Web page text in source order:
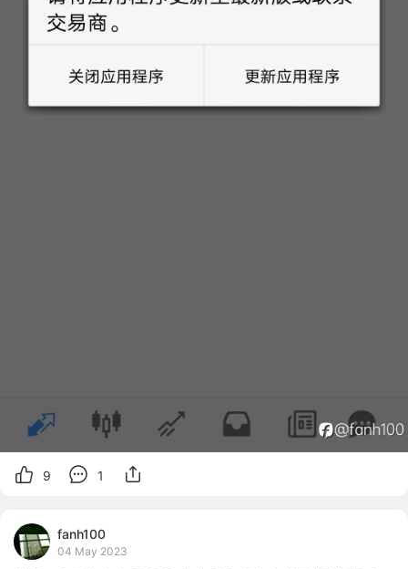
9 1
fanh100
04 May 2023